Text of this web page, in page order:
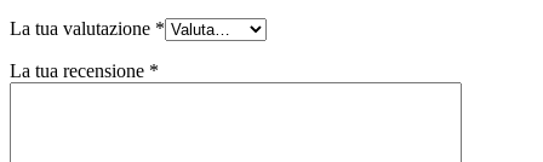
La tua valutazione *
La tua recensione *